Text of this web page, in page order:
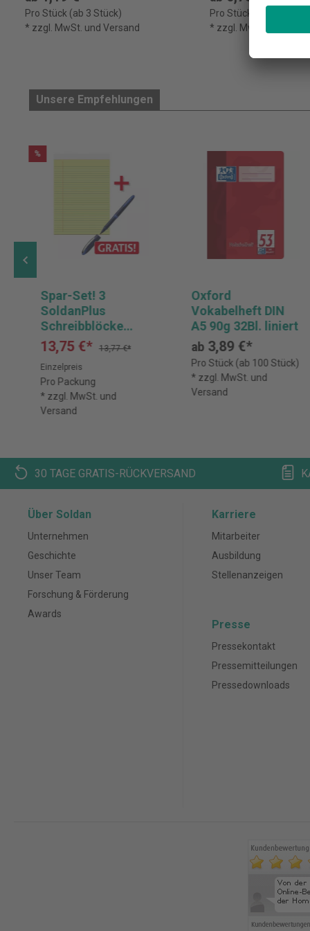
Pro Stück (ab 3 Stück)
* zzgl. MwSt. und Versand
Pro Stück (ab 3 Stück)
* zzgl. MwSt. und
Unsere Empfehlungen
%
Spar-Set! 3
SoldanPlus
Schreibblöcke
Legal Pad + 1
Tintenroller ONE
GRATIS
13,75 €*
13,77 €*
Einzelpreis
Pro Packung
* zzgl. MwSt. und
Versand
Oxford
Vokabelheft DIN
A5 90g 32Bl. liniert
ab 3,89 €*
Pro Stück (ab 100 Stück)
* zzgl. MwSt. und
Versand
30 TAGE GRATIS-RÜCKVERSAND
Über Soldan
Unternehmen
Geschichte
Unser Team
Forschung & Förderung
Awards
Karriere
Mitarbeiter
Ausbildung
Stellenanzeigen
Presse
Pressekontakt
Pressemitteilungen
Pressedownloads